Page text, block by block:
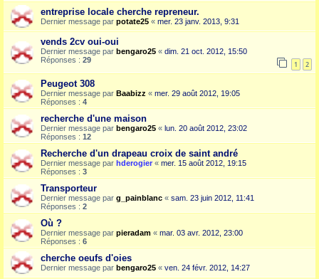
entreprise locale cherche repreneur.
Dernier message par potate25 « mer. 23 janv. 2013, 9:31
vends 2cv oui-oui
Dernier message par bengaro25 « dim. 21 oct. 2012, 15:50
Réponses : 29 1 2
Peugeot 308
Dernier message par Baabizz « mer. 29 août 2012, 19:05
Réponses : 4
recherche d'une maison
Dernier message par bengaro25 « lun. 20 août 2012, 23:02
Réponses : 12
Recherche d'un drapeau croix de saint andré
Dernier message par hderogier « mer. 15 août 2012, 19:15
Réponses : 3
Transporteur
Dernier message par g_painblanc « sam. 23 juin 2012, 11:41
Réponses : 2
Où ?
Dernier message par pieradam « mar. 03 avr. 2012, 23:00
Réponses : 6
cherche oeufs d'oies
Dernier message par bengaro25 « ven. 24 févr. 2012, 14:27